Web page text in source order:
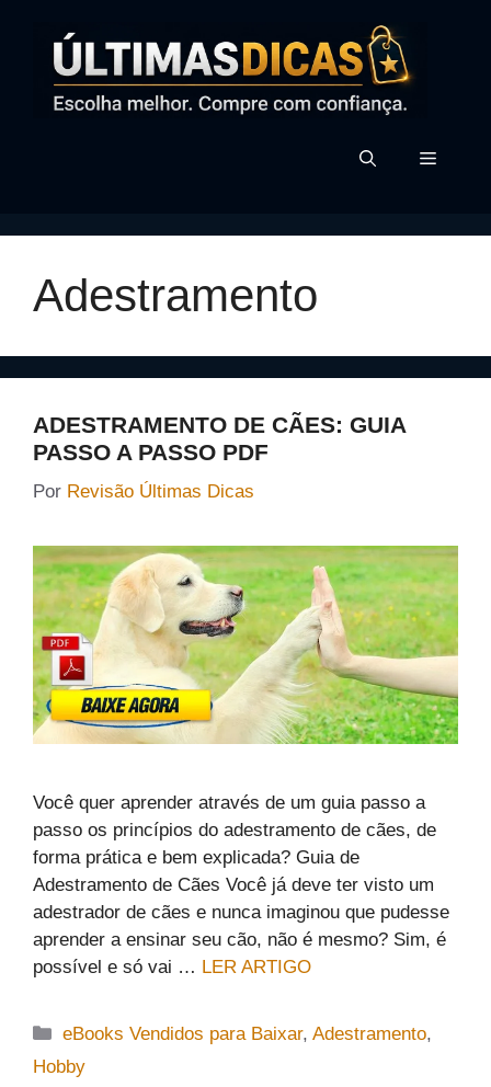
conteúdo
MENU
Adestramento
ADESTRAMENTO DE CÃES: GUIA
PASSO A PASSO PDF
Por Revisão Últimas Dicas
Você quer aprender através de um guia passo a
passo os princípios do adestramento de cães, de
forma prática e bem explicada? Guia de
Adestramento de Cães Você já deve ter visto um
adestrador de cães e nunca imaginou que pudesse
aprender a ensinar seu cão, não é mesmo? Sim, é
possível e só vai … LER ARTIGO
Categorias
eBooks Vendidos para Baixar,Adestramento,
Hobby